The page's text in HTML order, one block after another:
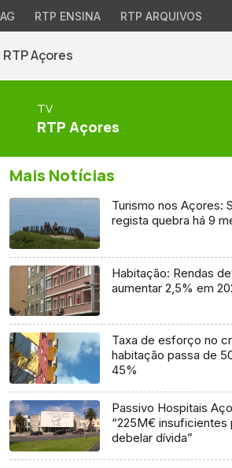
RTP ENSINA RTP ARQUIVOS
RTP Açores
TV
RTP Açores
Mais Notícias
Turismo nos Açores:
regista quebra há 9
Habitação: Rendas
aumentar 2,5% em
Taxa de esforço no
habitação passa de
45%
Passivo Hospitais
“225M€ insuficientes
debelar dívida”